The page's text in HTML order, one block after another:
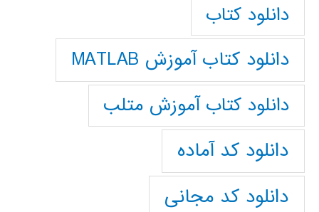
دانلود کتاب
دانلود کتاب آموزش MATLAB
دانلود کتاب آموزش متلب
دانلود کد آماده
دانلود کد مجانی